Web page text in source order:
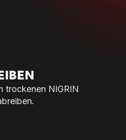
trockenen NIGRIN